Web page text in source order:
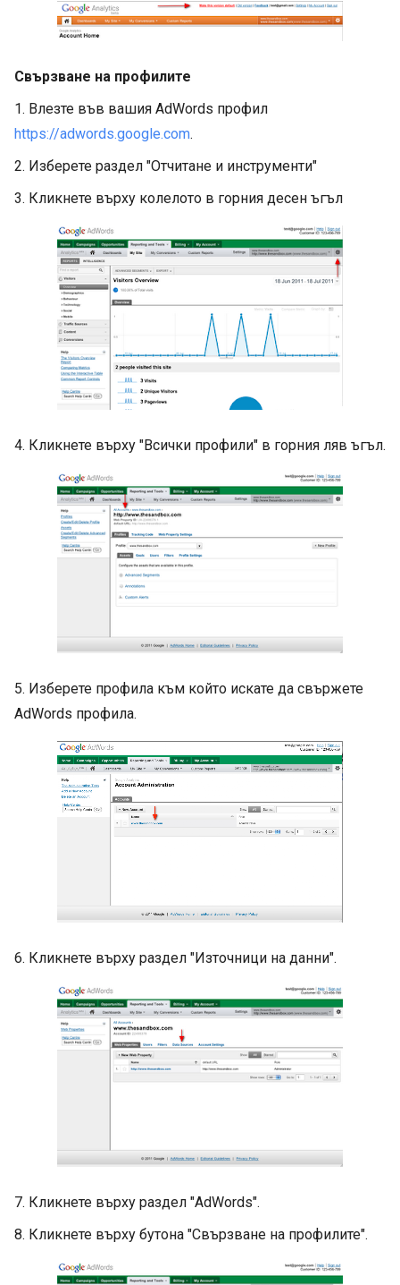
Свързване на профилите
1. Влезте във вашия AdWords профил
https://adwords.google.com.
2. Изберете раздел "Отчитане и инструменти"
3. Кликнете върху колелото в горния десен ъгъл
4. Кликнете върху "Всички профили" в горния ляв ъгъл.
5. Изберете профила към който искате да свържете
AdWords профила.
6. Кликнете върху раздел "Източници на данни".
7. Кликнете върху раздел "AdWords".
8. Кликнете върху бутона "Свързване на профилите".